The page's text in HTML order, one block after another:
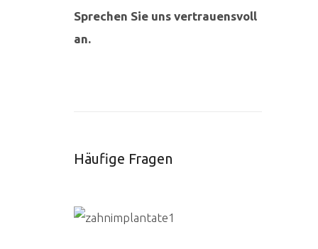
Sprechen Sie uns vertrauensvoll
an.
Häufige Fragen